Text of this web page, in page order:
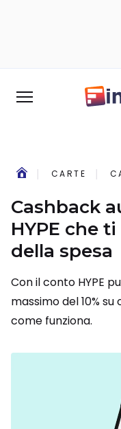
CARTE
Cashback
HYPE che
della spesa
Con il conto HYPE
massimo del 10%
come funziona.